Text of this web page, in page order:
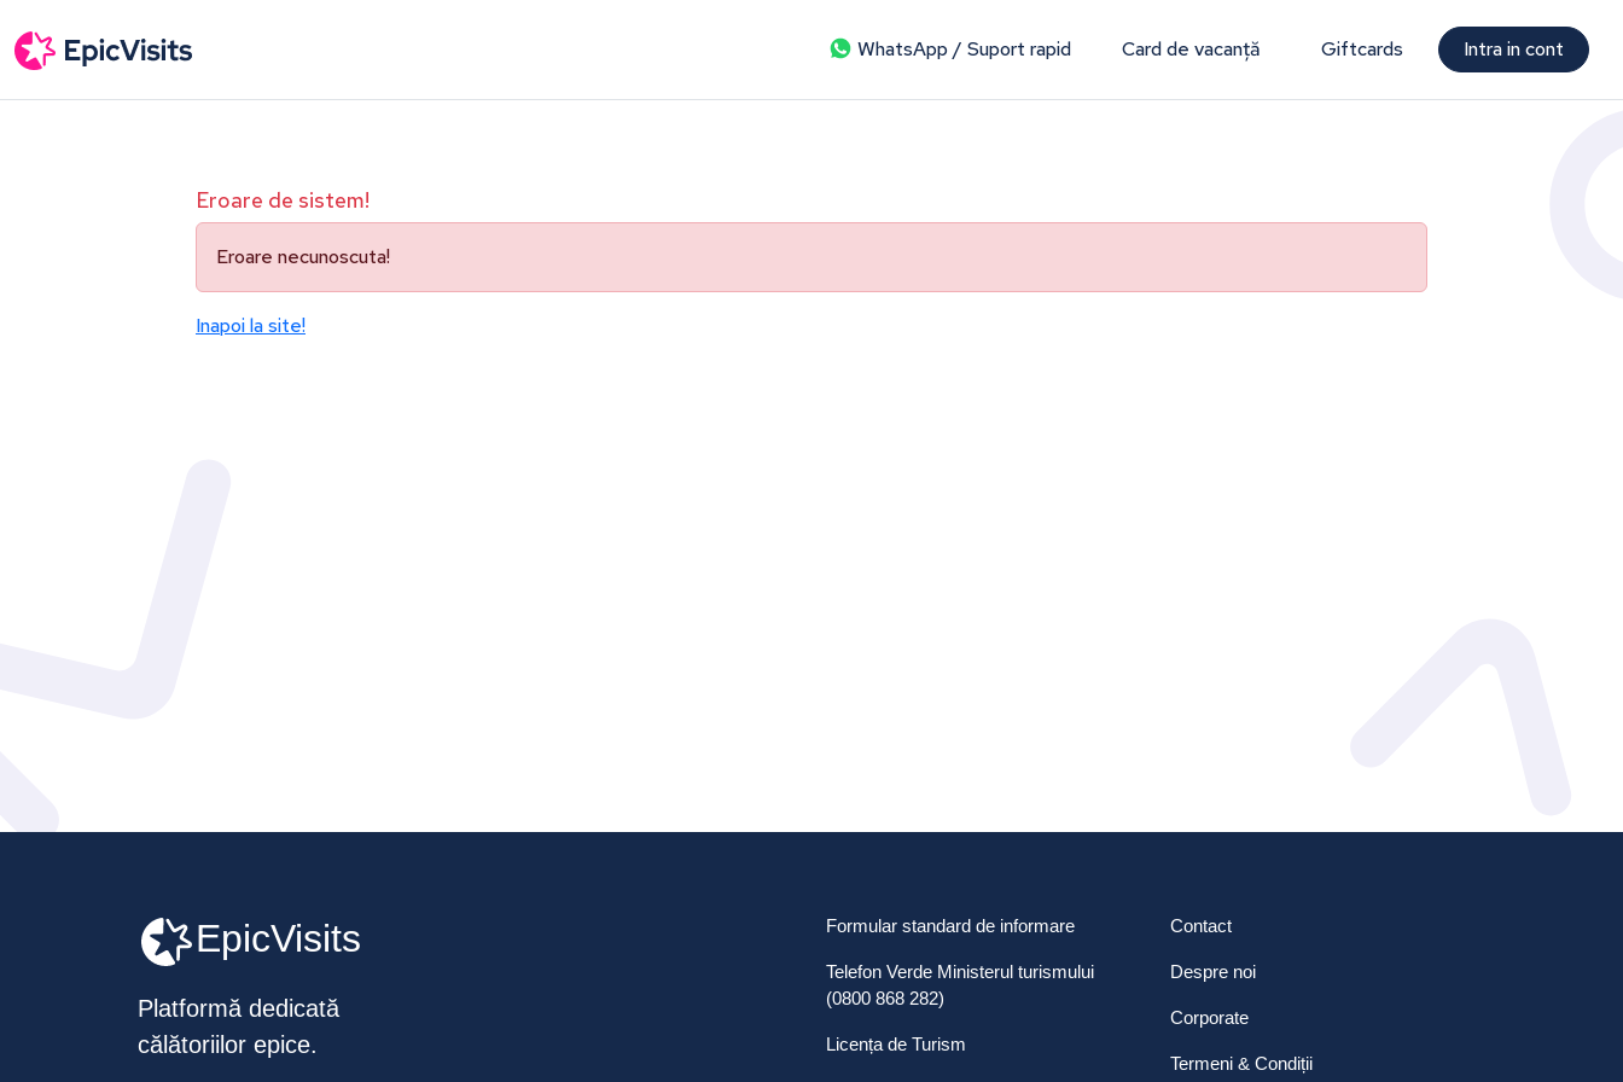
WhatsApp / Suport rapid Card de vacanță Giftcards Intra in cont
Eroare de sistem!
Eroare necunoscuta!
Inapoi la site!
EpicVisits
Platformă dedicată
călătoriilor epice.
Formular standard de informare
Telefon Verde Ministerul turismului
(0800 868 282)
Licența de Turism
Contact
Despre noi
Corporate
Termeni & Condiții